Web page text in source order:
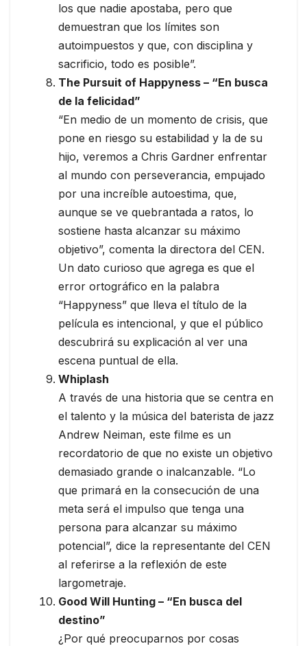
los que nadie apostaba, pero que
demuestran que los límites son
autoimpuestos y que, con disciplina y
sacrificio, todo es posible”.
The Pursuit of Happyness – “En busca
de la felicidad”
“En medio de un momento de crisis, que
pone en riesgo su estabilidad y la de su
hijo, veremos a Chris Gardner enfrentar
al mundo con perseverancia, empujado
por una increíble autoestima, que,
aunque se ve quebrantada a ratos, lo
sostiene hasta alcanzar su máximo
objetivo”, comenta la directora del CEN.
Un dato curioso que agrega es que el
error ortográfico en la palabra
“Happyness” que lleva el título de la
película es intencional, y que el público
descubrirá su explicación al ver una
escena puntual de ella.
Whiplash
A través de una historia que se centra en
el talento y la música del baterista de jazz
Andrew Neiman, este filme es un
recordatorio de que no existe un objetivo
demasiado grande o inalcanzable. “Lo
que primará en la consecución de una
meta será el impulso que tenga una
persona para alcanzar su máximo
potencial”, dice la representante del CEN
al referirse a la reflexión de este
largometraje.
Good Will Hunting – “En busca del
destino”
¿Por qué preocuparnos por cosas